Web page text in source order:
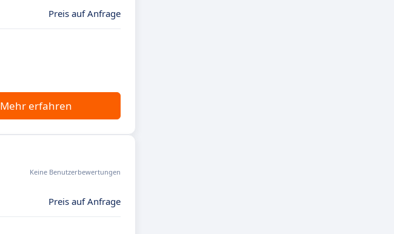
Preis auf Anfrage
Mehr erfahren
Keine Benutzerbewertungen
Preis auf Anfrage